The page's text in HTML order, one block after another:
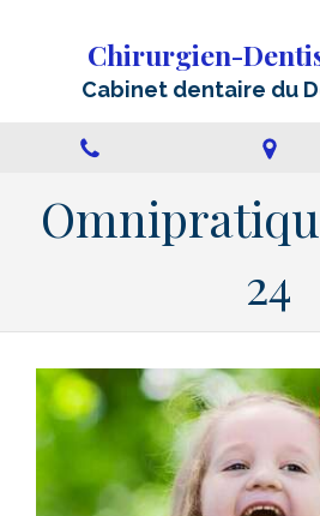
Chirurgien-
Cabinet dentaire du
24